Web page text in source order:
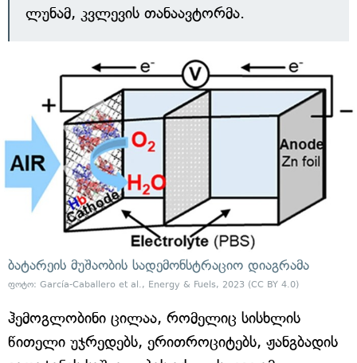
ლუნამ, კვლევის თანაავტორმა.
ბატარეის მუშაობის სადემონსტრაციო დიაგრამა
ფოტო: García-Caballero et al., Energy & Fuels, 2023 (CC BY 4.0)
ჰემოგლობინი ცილაა, რომელიც სისხლის
წითელი უჯრედებს, ერითროციტებს, ჟანგბადის